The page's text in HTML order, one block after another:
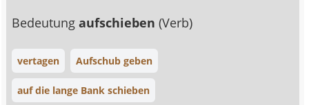
Bedeutungaufschieben(Verb)
vertagen Aufschub geben
auf die lange Bank schieben